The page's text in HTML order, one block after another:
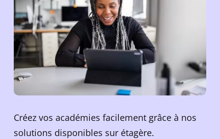
Créez vos académies facilement grâce à nos
solutions disponibles sur étagère.